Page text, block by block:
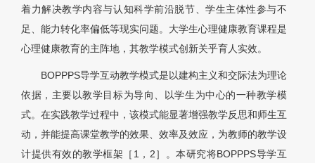
着力解决教学内容与认知科学前沿脱节、学生主体性参与不
足、能力转化率偏低等现实问题。大学生心理健康教育课程是
心理健康教育的主阵地，其教学模式创新关乎育人实效。
BOPPPS导学互动教学模式是以建构主义和交际法为理论
依据，主要以教学目标为导向、以学生为中心的一种教学模
式。在实践教学过程中，该模式能显著增强教学反思和师生互
动，并能提高课堂教学的效果、效率及效应，为教师的教学设
计提供有效的教学框架［1，2］。本研究将BOPPPS导学互